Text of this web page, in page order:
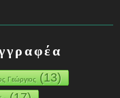
Γεώργιος(13)